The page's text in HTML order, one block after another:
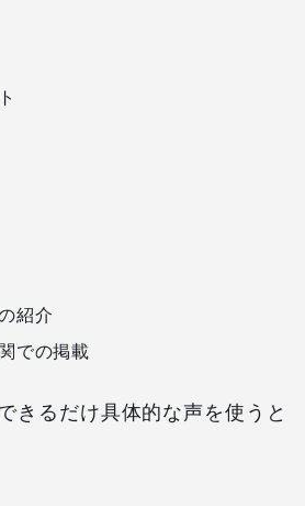
紹介
での掲載
きるだけ具体的な声を使うと